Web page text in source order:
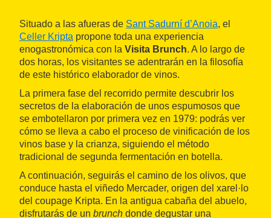
Situado a las afueras de Sant Sadurní d’Anoia, el
Celler Kripta propone toda una experiencia
enogastronómica con la Visita Brunch. A lo largo de
dos horas, los visitantes se adentrarán en la filosofía
de este histórico elaborador de vinos.
La primera fase del recorrido permite descubrir los
secretos de la elaboración de unos espumosos que
se embotellaron por primera vez en 1979: podrás ver
cómo se lleva a cabo el proceso de vinificación de los
vinos base y la crianza, siguiendo el método
tradicional de segunda fermentación en botella.
A continuación, seguirás el camino de los olivos, que
conduce hasta el viñedo Mercader, origen del xarel·lo
del coupage Kripta. En la antigua cabaña del abuelo,
disfrutarás de un brunch donde degustar una